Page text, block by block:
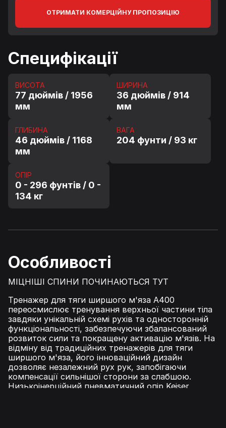
ОТРИМАТИ КОМЕРЦІЙНУ ПРОПОЗИЦІЮ
Специфікації
ВИСОТА
77 дюймів / 1956
мм
ШИРИНА
36 дюймів / 914
мм
ГЛИБИНА
46 дюймів / 1168
мм
ВАГА
204 фунти / 93 кг
ОПІР
0 - 296 фунтів / 0 -
134 кг
Особливості
МІЦНІШІ СПИНИ ПОЧИНАЮТЬСЯ ТУТ
Тренажер для тяги ширшого м'яза A400
переосмислює тренування верхньої частини тіла
завдяки унікальній схемі рухів та односторонній
функціональності, забезпечуючи збалансований
розвиток сили та покращену активацію м'язів. На
відміну від традиційних тренажерів для тяги
ширшого м'яза, його інноваційний дизайн
дозволяє незалежний рух рук, запобігаючи
компенсації сильнішої сторони за слабшою.
Низькоінерційний пневматичний опір Keiser